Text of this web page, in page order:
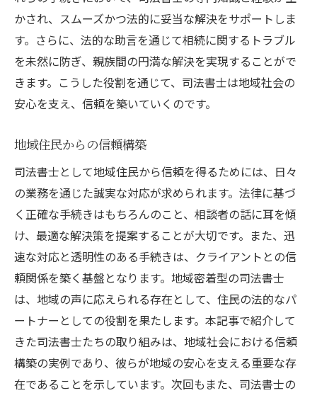
かされ、スムーズかつ法的に妥当な解決をサポートしま
す。さらに、法的な助言を通じて相続に関するトラブル
を未然に防ぎ、親族間の円満な解決を実現することがで
きます。こうした役割を通じて、司法書士は地域社会の
安心を支え、信頼を築いていくのです。
地域住民からの信頼構築
司法書士として地域住民から信頼を得るためには、日々
の業務を通じた誠実な対応が求められます。法律に基づ
く正確な手続きはもちろんのこと、相談者の話に耳を傾
け、最適な解決策を提案することが大切です。また、迅
速な対応と透明性のある手続きは、クライアントとの信
頼関係を築く基盤となります。地域密着型の司法書士
は、地域の声に応えられる存在として、住民の法的なパ
ートナーとしての役割を果たします。本記事で紹介して
きた司法書士たちの取り組みは、地域社会における信頼
構築の実例であり、彼らが地域の安心を支える重要な存
在であることを示しています。次回もまた、司法書士の